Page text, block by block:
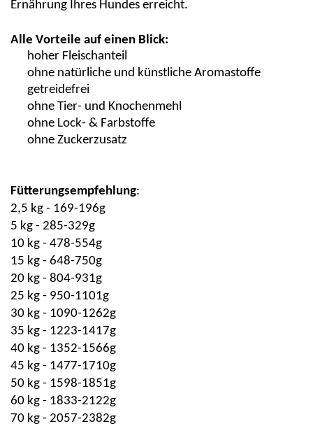
Ernährung Ihres Hundes erreicht.
Alle Vorteile auf einen Blick:
hoher Fleischanteil
ohne natürliche und künstliche Aromastoffe
getreidefrei
ohne Tier- und Knochenmehl
ohne Lock- & Farbstoffe
ohne Zuckerzusatz
Fütterungsempfehlung:
2,5 kg - 169-196g
5 kg - 285-329g
10 kg - 478-554g
15 kg - 648-750g
20 kg - 804-931g
25 kg - 950-1101g
30 kg - 1090-1262g
35 kg - 1223-1417g
40 kg - 1352-1566g
45 kg - 1477-1710g
50 kg - 1598-1851g
60 kg - 1833-2122g
70 kg - 2057-2382g